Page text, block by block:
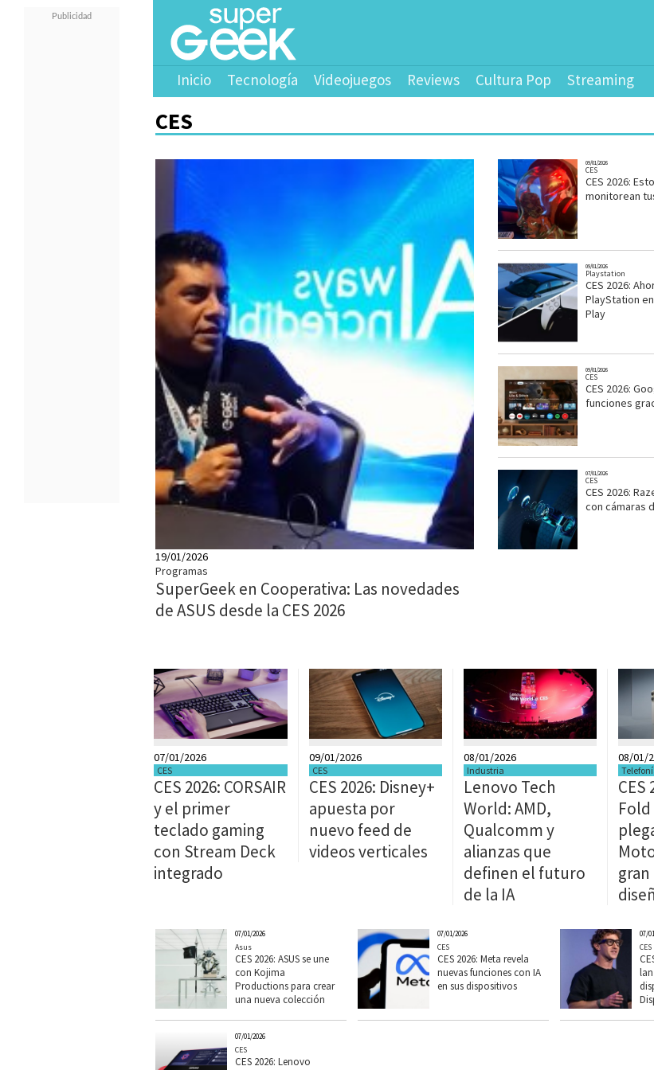
Inicio Tecnología Videojuegos Reviews Cultura Pop Streaming
CES
19/01/2026
Programas
SuperGeek en Cooperativa: Las novedades
de ASUS desde la CES 2026
09/01/2026
CES
CES 2026:
monitorean
09/01/2026
Playstation
CES 2026:
PlayStation
Play
09/01/2026
CES
CES 2026:
funciones
07/01/2026
CES
CES 2026:
con cámaras
07/01/2026
CES
CES 2026: CORSAIR
y el primer
teclado gaming
con Stream Deck
integrado
09/01/2026
CES
CES 2026: Disney+
apuesta por
nuevo feed de
videos verticales
08/01/2026
Industria
Lenovo Tech
World: AMD,
Qualcomm y
alianzas que
definen el futuro
de la IA
08/01/
CES
07/01/2026
Asus
CES 2026: ASUS se une
con Kojima
Productions para crear
una nueva colección
07/01/2026
CES
CES 2026: Meta revela
nuevas funciones con IA
en sus dispositivos
07/
CES
07/01/2026
CES
CES 2026: Lenovo